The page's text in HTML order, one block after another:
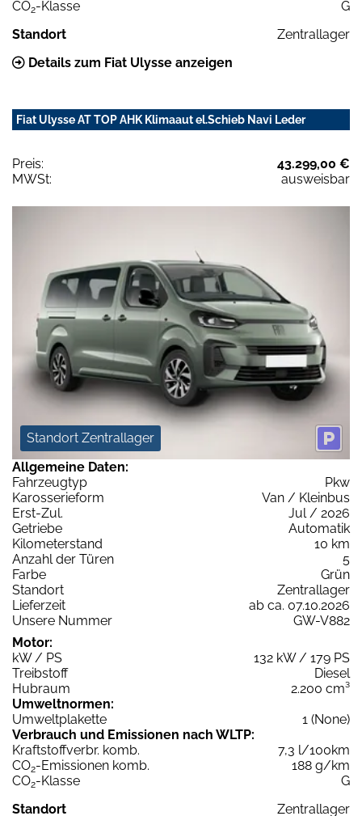
CO2-Klasse
G
Standort
Zentrallager
Details zum Fiat Ulysse anzeigen
Fiat Ulysse AT TOP AHK Klimaaut el.Schieb Navi Leder
Preis:
43.299,00 €
MWSt:
ausweisbar
Standort Zentrallager
Allgemeine Daten:
Fahrzeugtyp
Pkw
Karosserieform
Van / Kleinbus
Erst-Zul.
Jul / 2026
Getriebe
Automatik
Kilometerstand
10 km
Anzahl der Türen
5
Farbe
Grün
Standort
Zentrallager
Lieferzeit
ab ca. 07.10.2026
Unsere Nummer
GW-V882
Motor:
kW / PS
132 kW / 179 PS
Treibstoff
Diesel
Hubraum
2.200 cm³
Umweltnormen:
Umweltplakette
1 (None)
Verbrauch und Emissionen nach WLTP:
Kraftstoffverbr. komb.
7,3 l/100km
CO2-Emissionen komb.
188 g/km
CO2-Klasse
G
Standort
Zentrallager